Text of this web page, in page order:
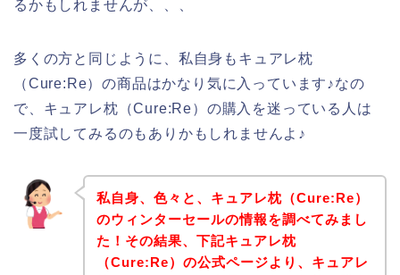
るかもしれませんが、、、
多くの方と同じように、私自身もキュアレ枕
（Cure:Re）の商品はかなり気に入っています♪なの
で、キュアレ枕（Cure:Re）の購入を迷っている人は
一度試してみるのもありかもしれませんよ♪
私自身、色々と、キュアレ枕（Cure:Re）
のウィンターセールの情報を調べてみまし
た！その結果、下記キュアレ枕
（Cure:Re）の公式ページより、キュアレ